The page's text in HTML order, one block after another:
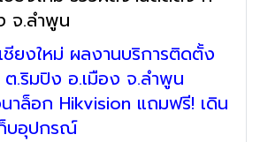
ต.ริมปิง อ.เมือง จ.ลำพูน
ยงใหม่ ผลงานบริการติดตั้ง
มือง จ.ลำพูน
าล็อก Hikvision แถมฟรี! เดิน
บอุปกรณ์